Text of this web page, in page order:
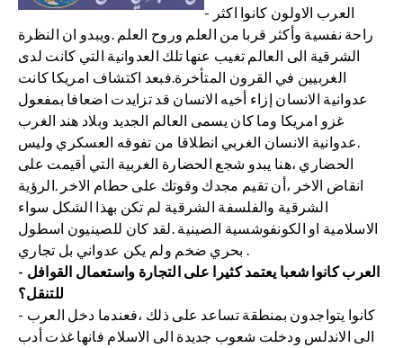
- العرب الاولون كانوا اكثر
راحة نفسية وأكثر قربا من العلم وروح العلم .ويبدو ان النظرة
الشرقية الى العالم تغيب عنها تلك العدوانية التي كانت لدى
الغربيين في القرون المتأخرة.فبعد اكتشاف امريكا كانت
عدوانية الانسان إزاء أخيه الانسان قد تزايدت اضعافا بمفعول
غزو امريكا وما كان يسمى العالم الجديد وبلاد هند الغرب
.عدوانية الانسان الغربي انطلاقا من تفوقه العسكري وليس
الحضاري ،هنا يبدو شجع الحضارة الغربية التي أقيمت على
انقاض الاخر ،أن تقيم مجدك وقوتك على حطام الاخر .الرؤية
الشرقية والفلسفة الشرقية لم تكن بهذا الشكل سواء
الاسلامية او الكونفوشسية الصينية .لقد كان للصينيون اسطول
بحري ضخم ولم يكن عدواني بل تجاري .
- العرب كانوا شعبا يعتمد كثيرا على التجارة واستعمال القوافل
للتنقل؟
- كانوا يتواجدون بمنطقة تساعد على ذلك ،فعندما دخل العرب
الى الاندلس ودخلت شعوب جديدة الى الاسلام فانها غذت أدب